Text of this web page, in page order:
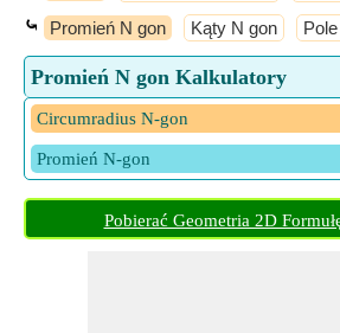
⤿ Promień N gon Kąty N gon
Promień N gon Kalkulatory
Circumradius N-gon
Promień N-gon
Pobierać Geometria 2D